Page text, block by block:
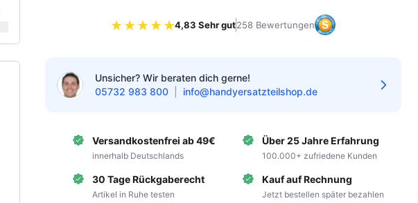
Bewertung 4.83 von 5 Sternen
4,83 Sehr gut258 Bewertungen
Unsicher? Wir beraten dich gerne!
05732 983 800
info@handyersatzteilshop.de
Versandkostenfrei ab 49€
innerhalb Deutschlands
Über 25 Jahre Erfahrung
100.000+ zufriedene Kunden
30 Tage Rückgaberecht
Artikel in Ruhe testen
Kauf auf Rechnung
Jetzt bestellen später bezahlen